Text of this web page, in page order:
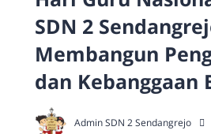
SDN 2
Membangun
dan Kebanggaan
Admin SDN 2 Sendangrejo